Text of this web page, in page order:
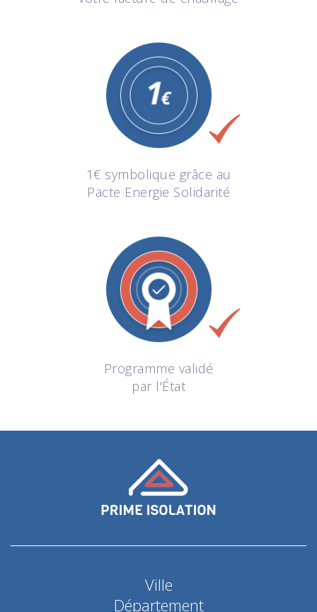
1€ symbolique grâce au
Pacte Energie Solidarité
Programme validé
par l'État
Ville
Département